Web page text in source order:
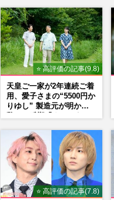
⭐ 高評価の記事(9.8)
天皇ご一家が2年連続ご着
用、愛子さまの“5500円か
りゆし” 製造元が明かす
⭐ 高評価の記事(7.8)